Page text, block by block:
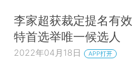
李家超获裁定提名有
特首选举唯一候选人
2022年04月18日 APP打开